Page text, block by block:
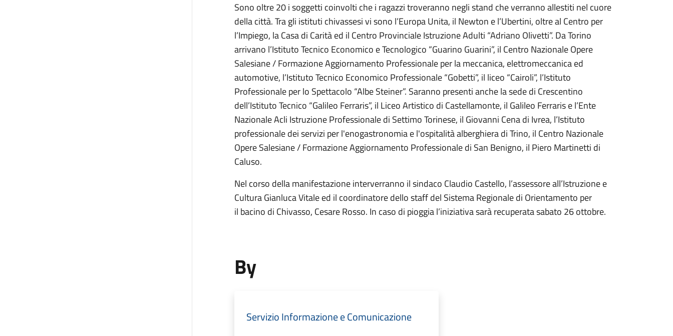
Sono oltre 20 i soggetti coinvolti che i ragazzi troveranno negli stand che verranno allestiti nel cuore
della città. Tra gli istituti chivassesi vi sono l’Europa Unita, il Newton e l’Ubertini, oltre al Centro per
l’Impiego, la Casa di Carità ed il Centro Provinciale Istruzione Adulti “Adriano Olivetti”. Da Torino
arrivano l’Istituto Tecnico Economico e Tecnologico “Guarino Guarini”, il Centro Nazionale Opere
Salesiane / Formazione Aggiornamento Professionale per la meccanica, elettromeccanica ed
automotive, l’Istituto Tecnico Economico Professionale “Gobetti”, il liceo “Cairoli”, l’Istituto
Professionale per lo Spettacolo “Albe Steiner”. Saranno presenti anche la sede di Crescentino
dell’Istituto Tecnico “Galileo Ferraris”, il Liceo Artistico di Castellamonte, il Galileo Ferraris e l’Ente
Nazionale Acli Istruzione Professionale di Settimo Torinese, il Giovanni Cena di Ivrea, l’Istituto
professionale dei servizi per l'enogastronomia e l'ospitalità alberghiera di Trino, il Centro Nazionale
Opere Salesiane / Formazione Aggiornamento Professionale di San Benigno, il Piero Martinetti di
Caluso.
Nel corso della manifestazione interverranno il sindaco Claudio Castello, l’assessore all’Istruzione e
Cultura Gianluca Vitale ed il coordinatore dello staff del Sistema Regionale di Orientamento per
il bacino di Chivasso, Cesare Rosso. In caso di pioggia l’iniziativa sarà recuperata sabato 26 ottobre.
By
Servizio Informazione e Comunicazione